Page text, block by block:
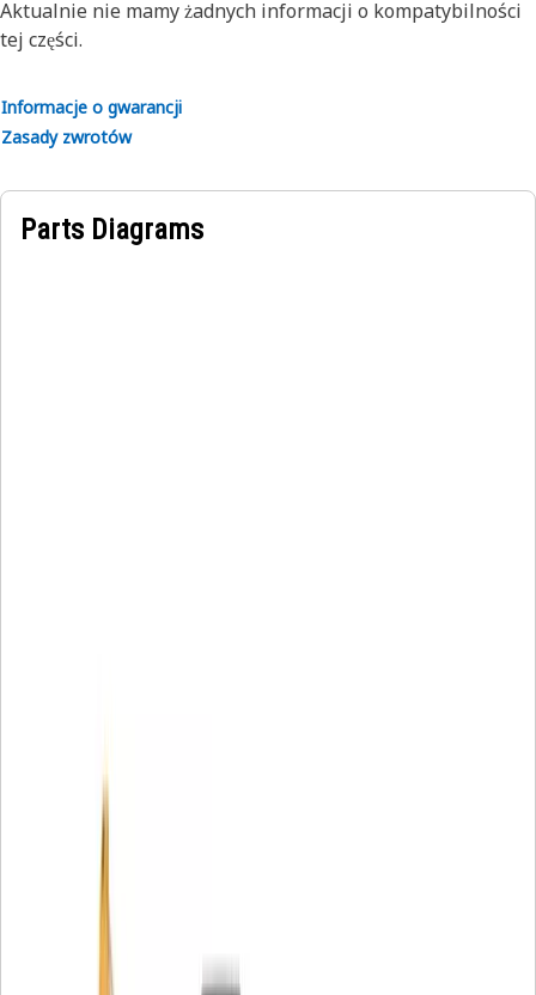
Aktualnie nie mamy żadnych informacji o kompatybilności
tej części.
Informacje o gwarancji
Zasady zwrotów
Parts Diagrams